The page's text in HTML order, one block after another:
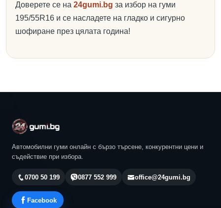
Доверете се на 24gumi.bg за избор на гуми
195/55R16 и се насладете на гладко и сигурно
шофиране през цялата година!
Автомобилни гуми онлайн с бързо търсене, конкурентни цени и
съдействие при избора.
0700 50 199 0877 552 999 office@24gumi.bg
Facebook